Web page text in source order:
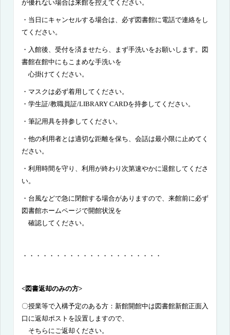
が優れない場合は来館を控えてください。
・ 当日にキャンセルする場合は、必ず図書館に電話で連絡をし
てください。
・入館後、受付を済ませたら、まず手洗いをお願いします。図
書館在館中にもこまめな手洗いを
心掛けて ください。
・マスクは必ず着用してください。
・学生証/教職員証/LIBRARY CARDを持参してください。
・筆記用具を持参してください。
・ 他の利用者とは適切な距離を保ち、 会話は最小限に止めてく
ださい。
・利用時間を守り、利用が終わり次第速やかに退館してくださ
い。
・台風などで急に閉館する場合がありますので、来館前に必ず
図書館ホームページで開館状況を
確認して ください。
・・・・・・・・・・・・・・・・・・・・・
<図書返却のみの方>
〇授業等で入構予定のある方：新館開館中は図書館新館正面入
口に返却ポストを設置しますので、
そちらにご返却ください。